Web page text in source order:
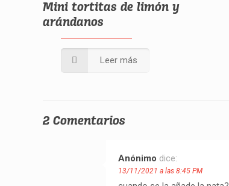
Mini tortitas de limón y
arándanos
Leer más
2 Comentarios
Anónimo dice:
13/11/2021 a las 8:45 PM